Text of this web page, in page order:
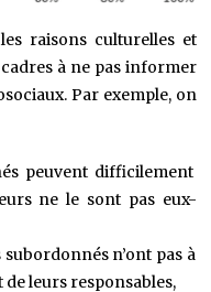
raisons culturelles et
à ne pas informer
Par exemple, on
peuvent difficilement
ne le sont pas eux-
subordonnés n’ont pas à
de leurs responsables,